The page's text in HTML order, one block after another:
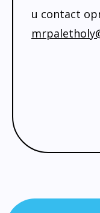
u contact